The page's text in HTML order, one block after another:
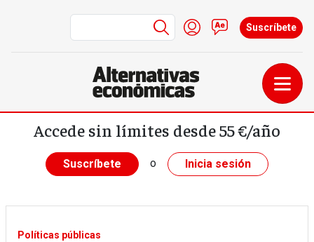
Pasar al contenido principal
Menú de cuenta de
Iniciar sesión
Contacto
Suscríbete
Accede sin límites desde 55 €/año
Suscríbete o Inicia sesión
Políticas públicas